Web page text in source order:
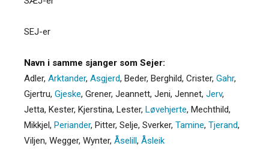
SEJ-er
Navn i samme sjanger som Sejer:
Adler, Arktander, Asgjerd, Beder, Berghild, Crister, Gahr,
Gjertru, Gjeske, Grener, Jeannett, Jeni, Jennet, Jerv,
Jetta, Kester, Kjerstina, Lester, Løvehjerte, Mechthild,
Mikkjel, Periander, Pitter, Selje, Sverker, Tamine, Tjerand,
Viljen, Wegger, Wynter, Åselill, Åsleik